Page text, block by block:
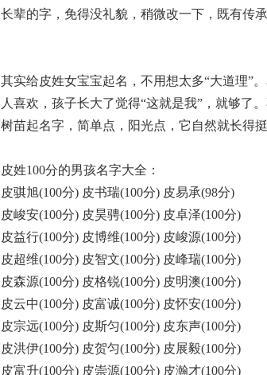
长辈的字，免得没礼貌，稍微改一下，既有传承
其实给皮姓女宝宝起名，不用想太多“大道理”
人喜欢，孩子长大了觉得“这就是我”，就够了
树苗起名字，简单点，阳光点，它自然就长得挺
皮姓100分的男孩名字大全：
皮骐旭(100分) 皮书瑞(100分) 皮易承(98分)
皮峻安(100分) 皮昊骋(100分) 皮卓泽(100分)
皮益行(100分) 皮博维(100分) 皮峻源(100分)
皮超维(100分) 皮智文(100分) 皮峰瑞(100分)
皮森源(100分) 皮格锐(100分) 皮明澳(100分)
皮云中(100分) 皮富诚(100分) 皮怀安(100分)
皮宗远(100分) 皮斯匀(100分) 皮东声(100分)
皮洪伊(100分) 皮贺匀(100分) 皮展毅(100分)
皮富升(100分) 皮崇源(100分) 皮瀚才(100分)